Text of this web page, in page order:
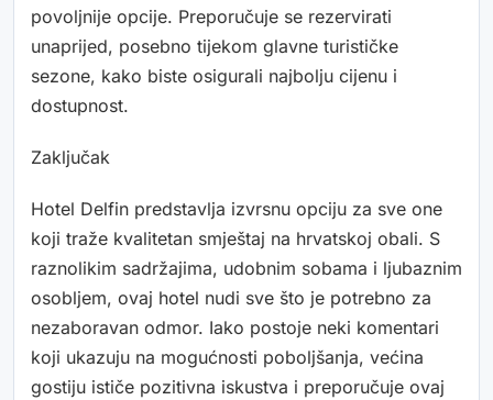
povoljnije opcije. Preporučuje se rezervirati
unaprijed, posebno tijekom glavne turističke
sezone, kako biste osigurali najbolju cijenu i
dostupnost.
Zaključak
Hotel Delfin predstavlja izvrsnu opciju za sve one
koji traže kvalitetan smještaj na hrvatskoj obali. S
raznolikim sadržajima, udobnim sobama i ljubaznim
osobljem, ovaj hotel nudi sve što je potrebno za
nezaboravan odmor. Iako postoje neki komentari
koji ukazuju na mogućnosti poboljšanja, većina
gostiju ističe pozitivna iskustva i preporučuje ovaj